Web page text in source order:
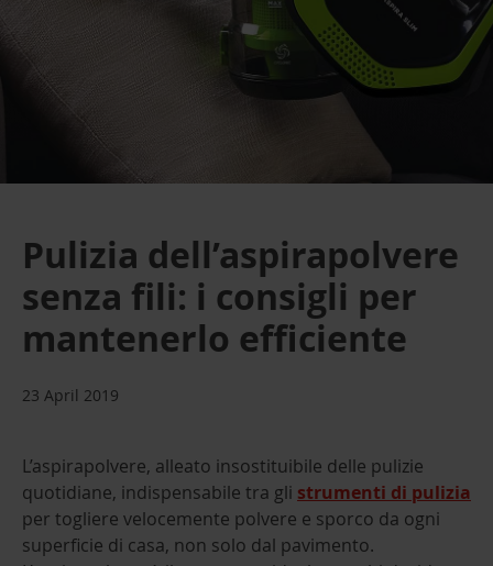
Pulizia dell’aspirapolvere
senza fili: i consigli per
mantenerlo efficiente
23 April 2019
L’aspirapolvere, alleato insostituibile delle pulizie
quotidiane, indispensabile tra gli strumenti di pulizia
per togliere velocemente polvere e sporco da ogni
superficie di casa, non solo dal pavimento.